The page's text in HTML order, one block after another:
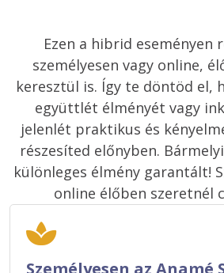
Ezen a hibrid eseményen
személyesen vagy online,
keresztül is. Így te döntöd el,
együttlét élményét vagy
jelenlét praktikus és
részesíted előnyben.
különleges élmény garantált!
online élőben szeretnél
Személyesen az Anamé